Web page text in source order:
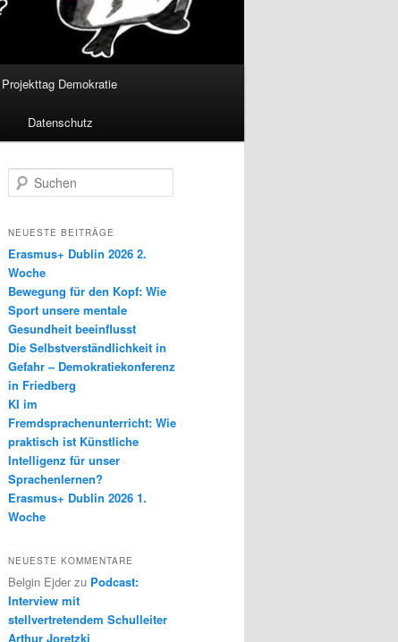
Projekttag Demokratie
Datenschutz
u
h
n
NEUESTE BEITRÄGE
Erasmus+ Dublin 2026 2.
Woche
Bewegung für den Kopf: Wie
Sport unsere mentale
Gesundheit beeinflusst
Die Selbstverständlichkeit in
Gefahr – Demokratiekonferenz
in Friedberg
KI im
Fremdsprachenunterricht: Wie
praktisch ist Künstliche
Intelligenz für unser
Sprachenlernen?
Erasmus+ Dublin 2026 1.
Woche
NEUESTE KOMMENTARE
Belgin Ejder zu Podcast:
Interview mit
stellvertretendem Schulleiter
Arthur Joretzki